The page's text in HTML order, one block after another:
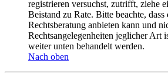
registrieren versuchst, zutrifft, ziehe
Beistand zu Rate. Bitte beachte,
Rechtsberatung anbieten kann und
Rechtsangelegenheiten jeglicher Art
weiter unten behandelt werden.
Nach oben